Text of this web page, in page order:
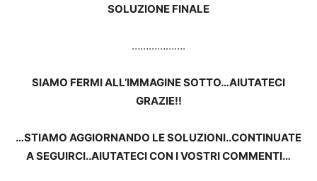
SOLUZIONE FINALE
……………….
SIAMO FERMI ALL’IMMAGINE SOTTO…AIUTATECI
GRAZIE!!
…STIAMO AGGIORNANDO LE SOLUZIONI..CONTINUATE
A SEGUIRCI..AIUTATECI CON I VOSTRI COMMENTI…